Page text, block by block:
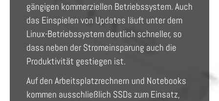
gängigen kommerziellen Betriebssystem. Auch
das Einspielen von Updates läuft unter dem
Linux-Betriebssystem deutlich schneller, so
dass neben der Stromeinsparung auch die
Produktivität gestiegen ist.
Auf den Arbeitsplatzrechnern und Notebooks
kommen ausschließlich SSDs zum Einsatz,